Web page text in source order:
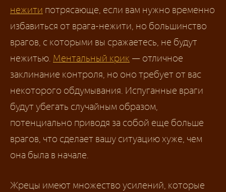
нежити потрясающе, если вам нужно временно
избавиться от врага-нежити, но большинство
врагов, с которыми вы сражаетесь, не будут
нежитью. Ментальный крик — отличное
заклинание контроля, но оно требует от вас
некоторого обдумывания. Испуганные враги
будут убегать случайным образом,
потенциально приводя за собой еще больше
врагов, что сделает вашу ситуацию хуже, чем
она была в начале.
Жрецы имеют множество усилений, которые